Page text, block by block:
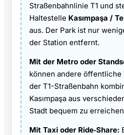
Straßenbahnlinie T1 und
Haltestelle Kasımpaşa /
aus. Der Park ist nur
der Station entfernt.
Mit der Metro oder
können andere
der T1-Straßenbahn
Kasımpaşa aus
Stadt bequem zu
Mit Taxi oder Ride‑Share: